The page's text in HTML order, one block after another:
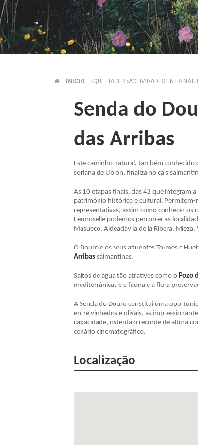
BREADCRUMB
INICIO QUE HACER ACTIVIDADES EN LA
Senda do
das Arribas
Este caminho natural, também conhecido
soriana de Ubión, finaliza no cais
As 10 etapas finais, das 42 que integram
património histórico e cultural.
representativas, assim como conhecer os
Fermoselle podemos percorrer as
Masueco, Aldeadávila de la Ribera,
O Douro e os seus afluentes Tormes e
Arribas salmantinas.
Saltos de água tão atrativos como o Pozo
mediterrânicas e a fauna e a flora
A Senda do Douro constitui uma
entre vinhedos e olivais, as
capacidade, ostenta o recorde de altura
cenário cinematográfico.
Localização